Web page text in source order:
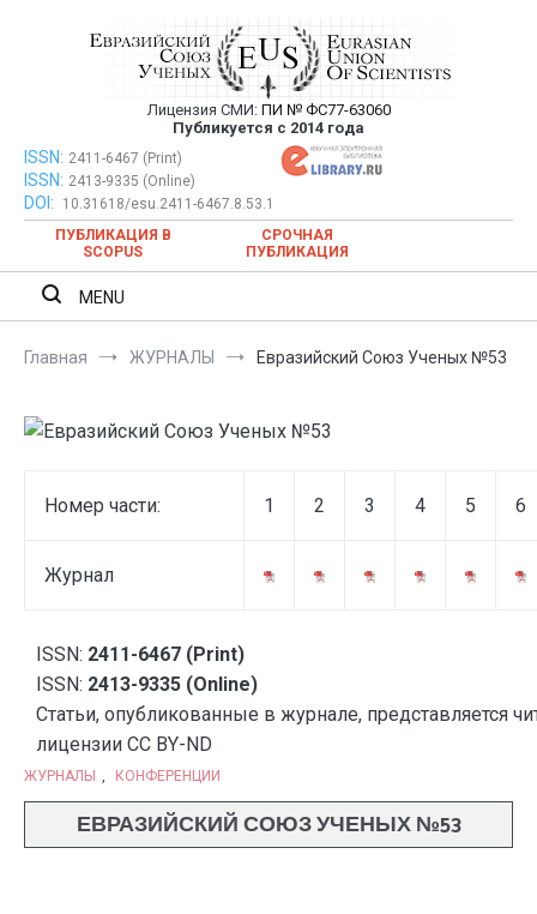
Евразийский Союз Ученых —
публикация научных статей в
ежемесячном научном журнале
Лицензия СМИ: ПИ № ФС77-63060
Публикуется с 2014 года
Евразийский Союз Ученых — публикация научных статей в
ежемесячном научном журнале
ISSN: 2411-6467 (Print)
ISSN: 2413-9335 (Online)
DOI:
10.31618/esu.2411-6467.8.53.1
ПУБЛИКАЦИЯ В
SCOPUS
СРОЧНАЯ
ПУБЛИКАЦИЯ
MENU
Главная ЖУРНАЛЫ Евразийский Союз Ученых №53
Номер части: 1 2 3 4 5 6
Журнал
ISSN: 2411-6467 (Print)
ISSN: 2413-9335 (Online)
Статьи, опубликованные в журнале, представляется
лицензии CC BY-ND
ЖУРНАЛЫ , КОНФЕРЕНЦИИ
ЕВРАЗИЙСКИЙ СОЮЗ УЧЕНЫХ №53